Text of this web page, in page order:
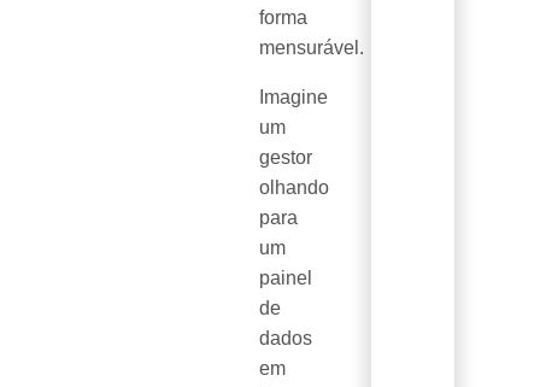
forma
mensurável.
Imagine
um
gestor
olhando
para
um
painel
de
dados
em